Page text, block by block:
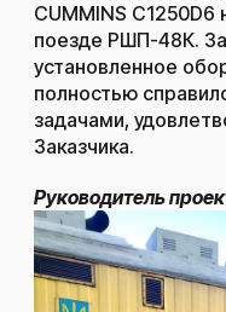
CUMMINS
поезде РШП-48К.
установленное
полностью
задачами,
Заказчика.
Руководитель